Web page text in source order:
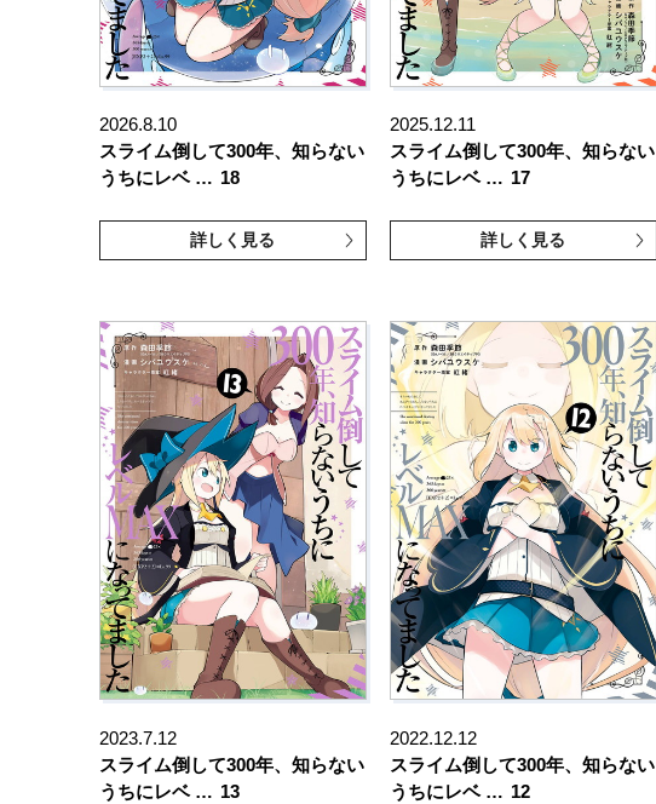
2026.8.10
スライム倒して300年、知らない
うちにレベ … 18
詳しく見る
2025.12.11
スライム倒して300年、知らない
うちにレベ … 17
詳しく見る
2023.7.12
スライム倒して300年、知らない
うちにレベ … 13
2022.12.12
スライム倒して300年、知らない
うちにレベ … 12